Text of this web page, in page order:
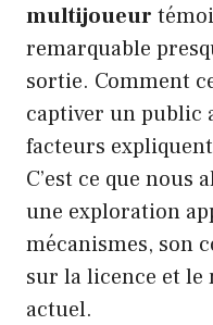
multijoueur
remarquable
sortie. Comment
captiver un public
facteurs
C’est ce que nous
une exploration
mécanismes, son
sur la licence et le
actuel.